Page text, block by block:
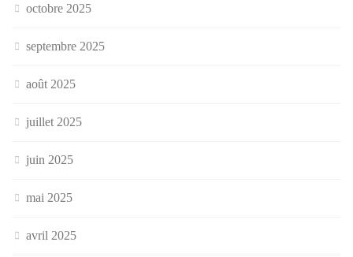
octobre 2025
septembre 2025
août 2025
juillet 2025
juin 2025
mai 2025
avril 2025